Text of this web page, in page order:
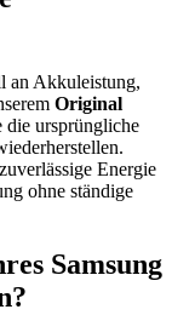
an Akkuleistung,
Original
die ursprüngliche
Energie
ohne ständige
Samsung